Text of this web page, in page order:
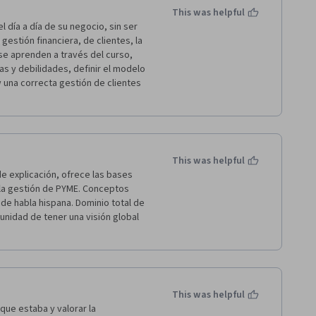
era tal vez el único cursante
En todo caso estoy muy
grandes aprendizajes en la
día a día de su negocio, sin ser
financiera, de clientes, la
aprenden a través del curso,
y debilidades, definir el modelo
una correcta gestión de clientes
This was helpful
explicación, ofrece las bases
de PYME. Conceptos
habla hispana. Dominio total de
de tener una visión global
This was helpful
estaba y valorar la
This was helpful